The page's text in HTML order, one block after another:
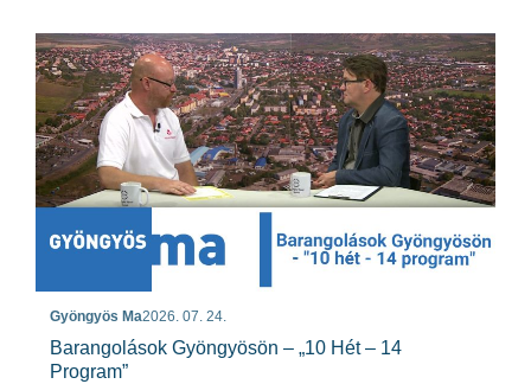
Gyöngyös Ma2026. 07. 24.
Barangolások Gyöngyösön – „10 Hét – 14
Program”